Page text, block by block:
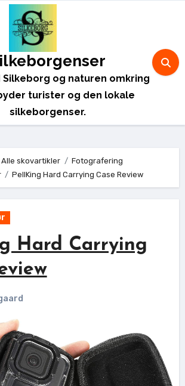
Silkeborg og naturen omkring
turister og den lokale
silkeborgenser.
Alle skovartikler
Fotografering
PellKing Hard Carrying Case Review
Hard Carrying